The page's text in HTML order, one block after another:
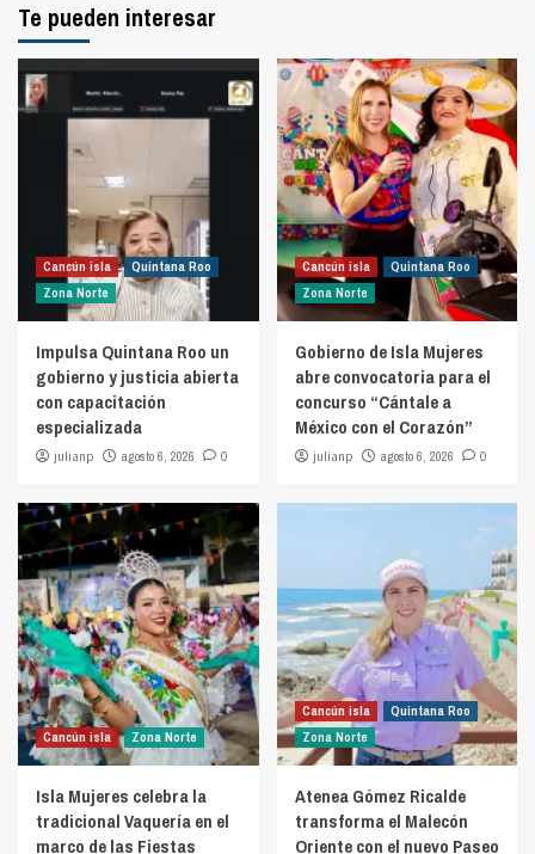
Te pueden interesar
Cancún isla
Quintana Roo
Zona Norte
Impulsa Quintana Roo un
gobierno y justicia abierta
con capacitación
especializada
julianp agosto 6, 2026 0
Cancún isla
Quintana Roo
Zona Norte
Gobierno de Isla Mujeres
abre convocatoria para el
concurso “Cántale a
México con el Corazón”
julianp agosto 6, 2026 0
Cancún isla Zona Norte
Isla Mujeres celebra la
tradicional Vaquería en el
marco de las Fiestas
Cancún isla
Quintana Roo
Zona Norte
Atenea Gómez Ricalde
transforma el Malecón
Oriente con el nuevo Paseo